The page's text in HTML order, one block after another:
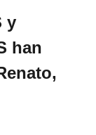
y
han